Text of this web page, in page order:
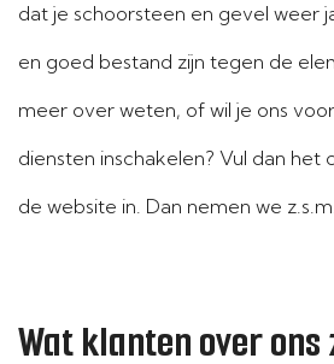
dat je schoorsteen en gevel weer
en goed bestand zijn tegen de
meer over weten, of wil je ons
diensten inschakelen? Vul dan
de website in. Dan nemen we
Wat klanten over ons